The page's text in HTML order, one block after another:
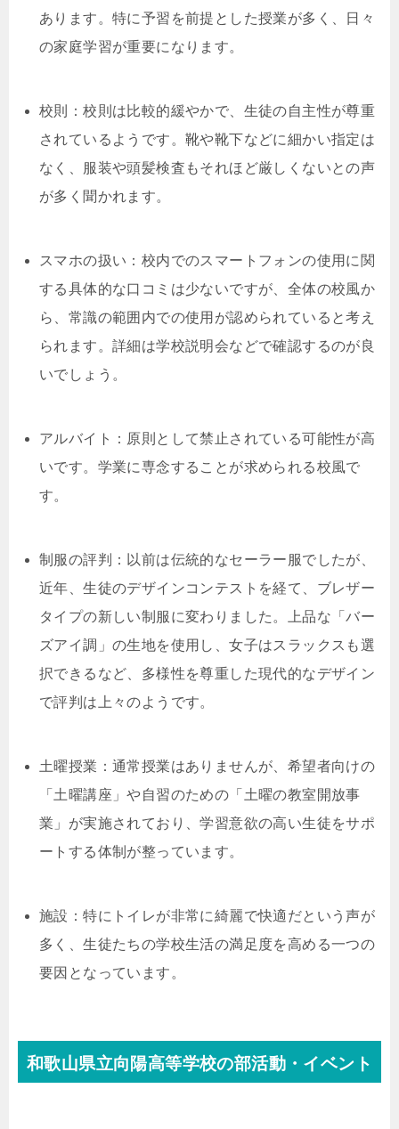
あります。特に予習を前提とした授業が多く、日々
の家庭学習が重要になります。
校則：校則は比較的緩やかで、生徒の自主性が尊重
されているようです。靴や靴下などに細かい指定は
なく、服装や頭髪検査もそれほど厳しくないとの声
が多く聞かれます。
スマホの扱い：校内でのスマートフォンの使用に関
する具体的な口コミは少ないですが、全体の校風か
ら、常識の範囲内での使用が認められていると考え
られます。詳細は学校説明会などで確認するのが良
いでしょう。
アルバイト：原則として禁止されている可能性が高
いです。学業に専念することが求められる校風で
す。
制服の評判：以前は伝統的なセーラー服でしたが、
近年、生徒のデザインコンテストを経て、ブレザー
タイプの新しい制服に変わりました。上品な「バー
ズアイ調」の生地を使用し、女子はスラックスも選
択できるなど、多様性を尊重した現代的なデザイン
で評判は上々のようです。
土曜授業：通常授業はありませんが、希望者向けの
「土曜講座」や自習のための「土曜の教室開放事
業」が実施されており、学習意欲の高い生徒をサポ
ートする体制が整っています。
施設：特にトイレが非常に綺麗で快適だという声が
多く、生徒たちの学校生活の満足度を高める一つの
要因となっています。
和歌山県立向陽高等学校の部活動・イベント